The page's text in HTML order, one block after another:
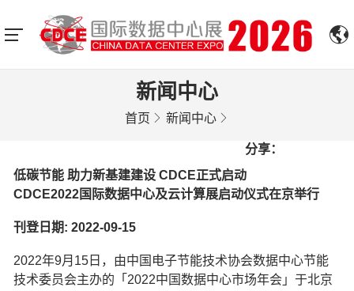
新闻中心
首页 新闻中心
分享：
低碳节能 助力新基建建设 CDCE正式启动
CDCE2022国际数据中心及云计算展启动仪式在京举行
刊登日期: 2022-09-15
2022年9月15日，由中国电子节能技术协会数据中心节能
技术委员会主办的「2022中国数据中心市场年会」于北京